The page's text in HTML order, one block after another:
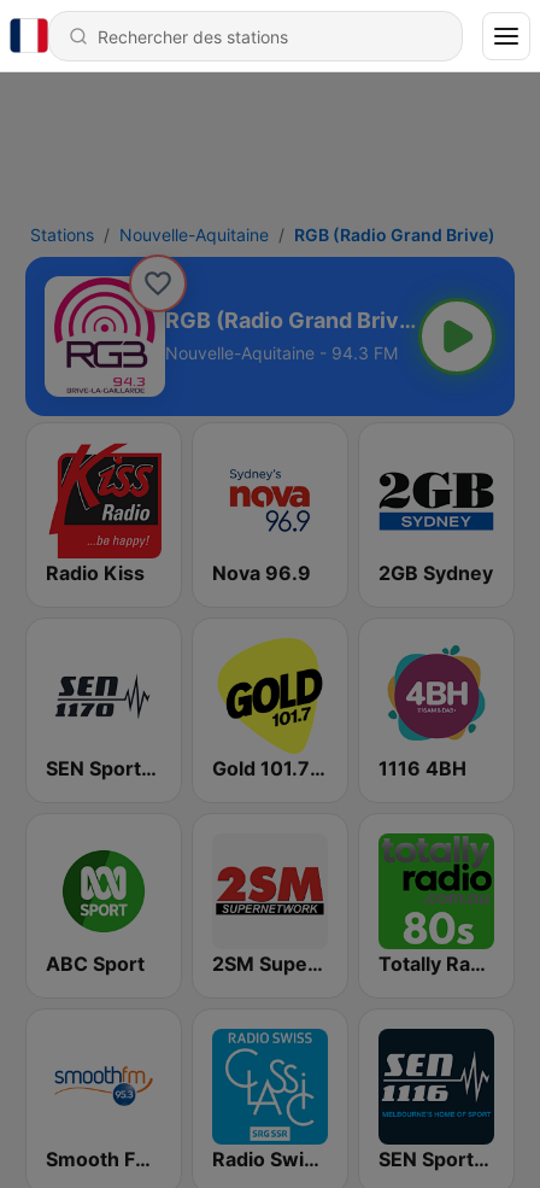
Stations Nouvelle-Aquitaine RGB (Radio Grand Brive)
RGB (Radio Grand Brive)
Nouvelle-Aquitaine - 94.3 FM
Radio Kiss Nova 96.9 2GB Sydney
SEN Sports 1170 Sydney Gold 101.7 FM 1116 4BH
ABC Sport 2SM Super Radio Totally Radio 80s
Smooth FM 95.3 Sydney Radio Swiss Classic FR SEN Sports 1116 AM